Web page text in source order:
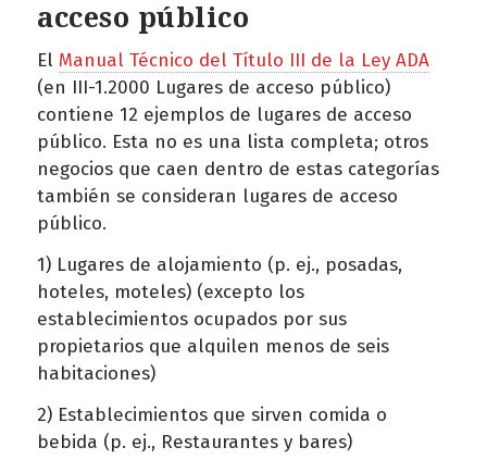
acceso público
El Manual Técnico del Título III de la Ley ADA
(en III-1.2000 Lugares de acceso público)
contiene 12 ejemplos de lugares de acceso
público. Esta no es una lista completa; otros
negocios que caen dentro de estas categorías
también se consideran lugares de acceso
público.
1) Lugares de alojamiento (p. ej., posadas,
hoteles, moteles) (excepto los
establecimientos ocupados por sus
propietarios que alquilen menos de seis
habitaciones)
2) Establecimientos que sirven comida o
bebida (p. ej., Restaurantes y bares)